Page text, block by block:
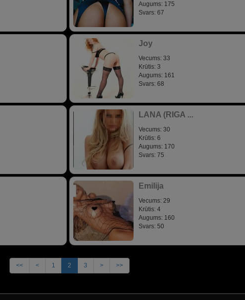
Augums: 175
Svars: 67
Joy
Vecums: 33
Krūtis: 3
Augums: 161
Svars: 68
LANA (RIGA ...
Vecums: 30
Krūtis: 6
Augums: 170
Svars: 75
Emilija
Vecums: 29
Krūtis: 4
Augums: 160
Svars: 50
<< < 1 2 3 > >>